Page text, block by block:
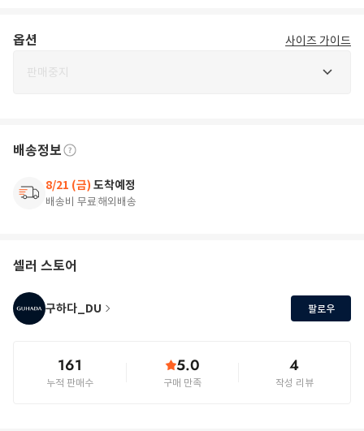
옵션 사이즈 가이드
판매중지
배송정보
8/21 (금) 도착예정
배송비 무료해외배송
셀러 스토어
구하다_DU 팔로우
161
누적 판매수
5.0
구매 만족
4
작성 리뷰